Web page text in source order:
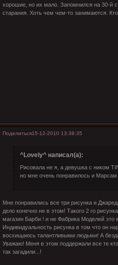
хорошие, но их мало. Запомнился на 30-й
старания. Хоть чем чем-то занимаются.
Поделиться15-12-2010 13:38:35
^Lovely^ написал(а):
Рисовала не я, а девушка с ником
но мне очень понравилось и
Мне понравились все три рисунка и
дело конечно не в этом! Такого 2 го
магазин Барби ! и не Фабрика Моделей
Индивидуальность рисунка в том что он
восхищаюсь талантливыми людьми! А
Уважаю! Меня в этом поддержали все те
так загадили...!